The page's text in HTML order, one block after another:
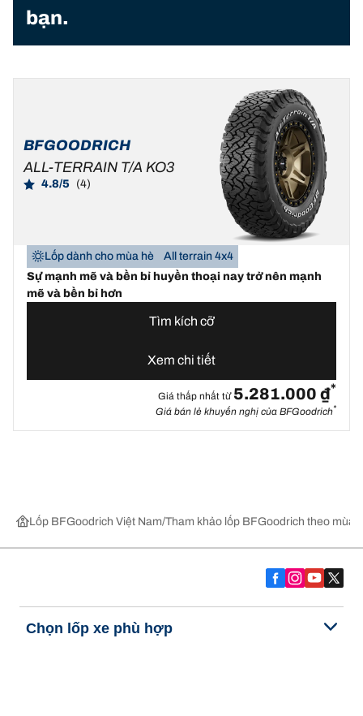
bạn.
BFGOODRICH
ALL-TERRAIN T/A KO3
4.8/5 (4)
Lốp dành cho mùa hè
All terrain 4x4
Sự mạnh mẽ và bền bỉ huyền thoại nay trở nên mạnh
mẽ và bền bỉ hơn
Tìm kích cỡ
Xem chi tiết
Giá thấp nhất từ 5.281.000 ₫*
Giá bán lẻ khuyến nghị của BFGoodrich*
Lốp BFGoodrich Việt Nam Tham khảo lốp BFGoodrich theo
Chọn lốp xe phù hợp